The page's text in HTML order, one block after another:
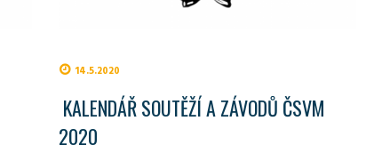
14.5.2020
KALENDÁŘ SOUTĚŽÍ A ZÁVODŮ ČSVM
2020